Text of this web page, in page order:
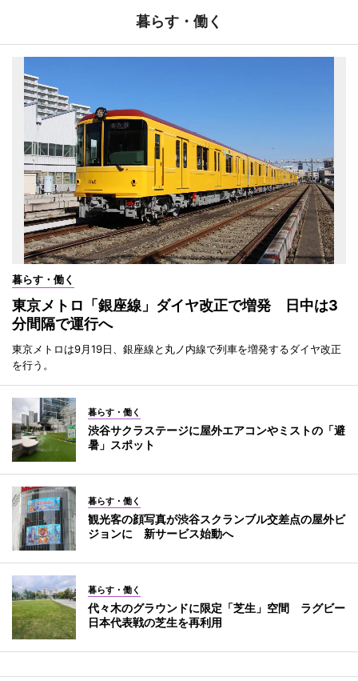
暮らす・働く
暮らす・働く
東京メトロ「銀座線」ダイヤ改正で増発 日中は3
分間隔で運行へ
東京メトロは9月19日、銀座線と丸ノ内線で列車を増発するダイヤ改正
を行う。
暮らす・働く
渋谷サクラステージに屋外エアコンやミストの「避
暑」スポット
暮らす・働く
観光客の顔写真が渋谷スクランブル交差点の屋外ビ
ジョンに 新サービス始動へ
暮らす・働く
代々木のグラウンドに限定「芝生」空間 ラグビー
日本代表戦の芝生を再利用